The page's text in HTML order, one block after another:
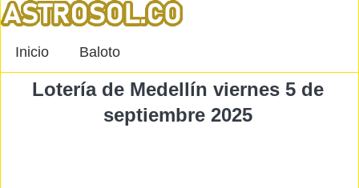
Inicio Baloto
Lotería de Medellín viernes 5 de
septiembre 2025